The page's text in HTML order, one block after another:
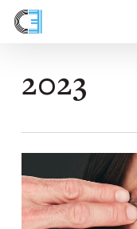
Skip
2023